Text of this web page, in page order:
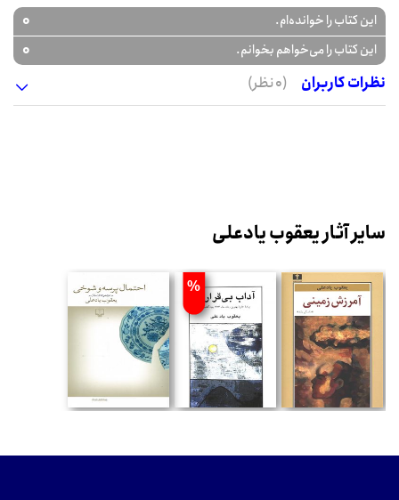
این کتاب را خوانده‌ام. 0
این کتاب را می‌خواهم بخوانم.
0
نظرات کاربران
(0 نظر)
سایر آثار یعقوب یادعلی
%